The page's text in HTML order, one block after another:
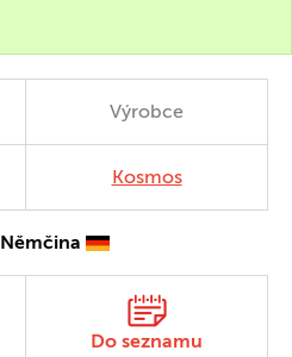
Výrobce
Kosmos
Němčina
Do seznamu